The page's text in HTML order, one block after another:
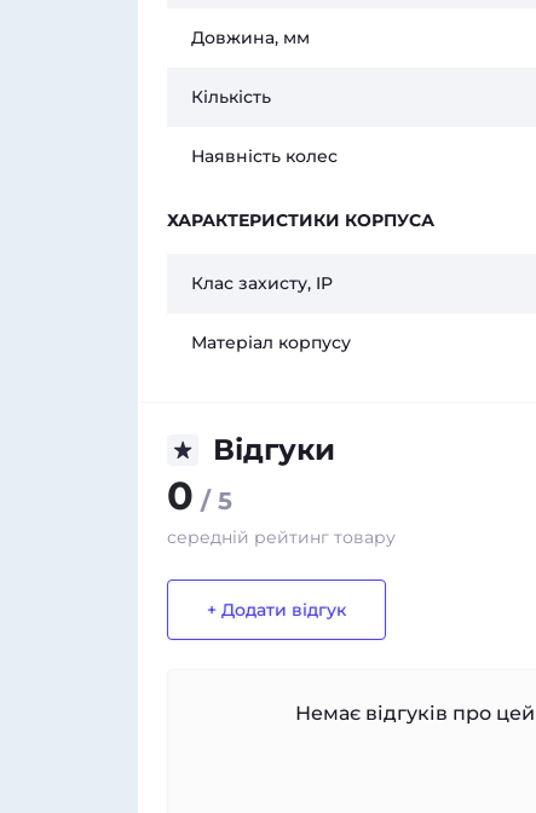
Довжина, мм
Кількість
Наявність колес
ХАРАКТЕРИСТИКИ КОРПУСА
Клас захисту, IP
Матеріал корпусу
Відгуки
0 / 5
середній рейтинг товару
+ Додати відгук
Немає відгуків про